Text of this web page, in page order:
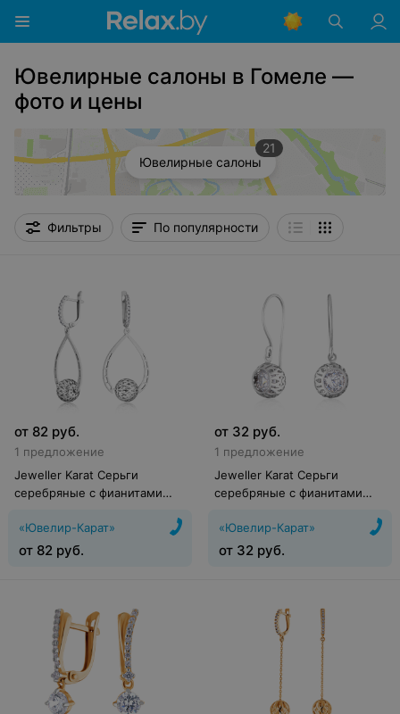
Ювелирные салоны в Гомеле —
фото и цены
Ювелирные салоны
21
Фильтры По популярности
от 82 руб.
1 предложение
Jeweller Karat Серьги
серебряные с фианитами
«Ювелир-Карат»
от 82 руб.
от 32 руб.
1 предложение
Jeweller Karat Серьги
серебряные с фианитами
«Ювелир-Карат»
от 32 руб.